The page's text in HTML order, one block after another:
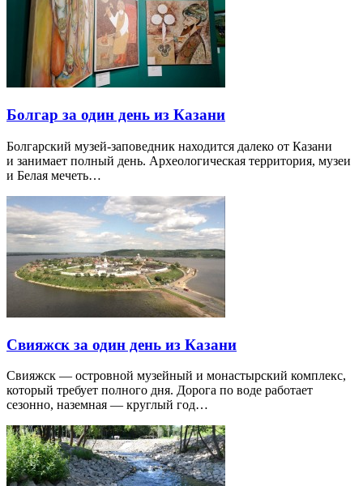
Болгар за один день из Казани
Болгарский музей-заповедник находится далеко от Казани
и занимает полный день. Археологическая территория, музеи
и Белая мечеть…
Свияжск за один день из Казани
Свияжск — островной музейный и монастырский комплекс,
который требует полного дня. Дорога по воде работает
сезонно, наземная — круглый год…